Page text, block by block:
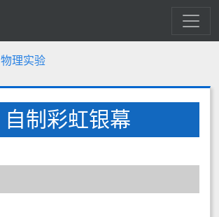
物理实验
自制彩虹银幕